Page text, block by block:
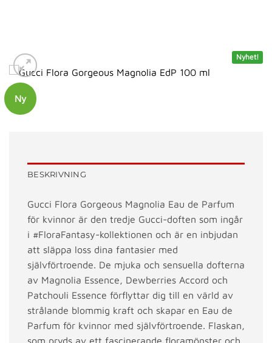
Nyhet!
Ny
BESKRIVNING
Gucci Flora Gorgeous Magnolia Eau de Parfum
för kvinnor är den tredje Gucci-doften som ingår
i #FloraFantasy-kollektionen och är en inbjudan
att släppa loss dina fantasier med
självförtroende. De mjuka och sensuella dofterna
av Magnolia Essence, Dewberries Accord och
Patchouli Essence förflyttar dig till en värld av
strålande blommig kraft och skapar en Eau de
Parfum för kvinnor med självförtroende. Flaskan,
som pryds av ett fascinerande floramönster och